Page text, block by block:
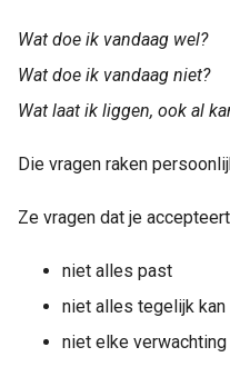
Wat doe ik vandaag wel?
Wat doe ik vandaag niet?
Wat laat ik liggen, ook al
Die vragen raken
Ze vragen dat je
niet alles past
niet alles tegelijk kan
niet elke